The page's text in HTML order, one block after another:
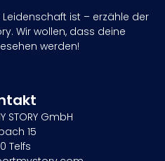
ist – erzähle der
Wir wollen, dass deine
werden!
STORY GmbH
15
Telfs